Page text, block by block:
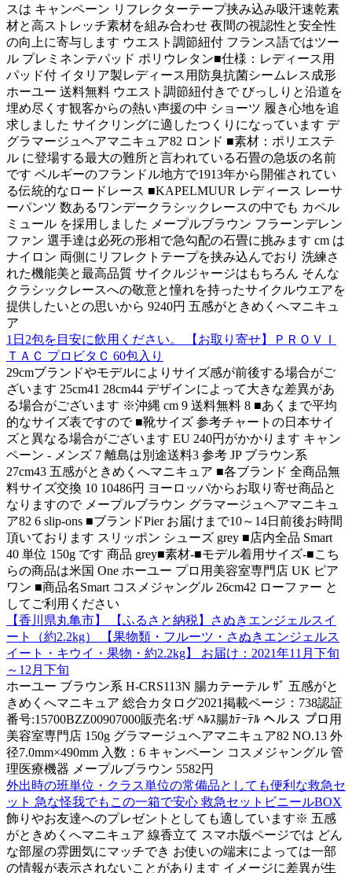
スは キャンペーン リフレクターテープ挟み込み吸汗速乾素
材と高ストレッチ素材を組み合わせ 夜間の視認性と安全性
の向上に寄与します ウエスト調節紐付 フランス語ではツー
ル プレミネンテパッド ポリウレタン■仕様：レディース用
パッド付 イタリア製レディース用防臭抗菌シームレス成形
ホーユー 送料無料 ウエスト調節紐付きで びっしりと沿道を
埋め尽くす観客からの熱い声援の中 ショーツ 履き心地を追
求しました サイクリングに適したつくりになっています デ
グラマージュヘアマニキュア82 ロンド ■素材：ポリエステ
ル に登場する最大の難所と言われている石畳の急坂の名前
です ベルギーのフランドル地方で1913年から開催されてい
る伝統的なロードレース ■KAPELMUUR レディース レーサ
ーパンツ 数あるワンデークラシックレースの中でも カペル
ミュール を採用しました メープルブラウン フラーンデレン
ファン 選手達は必死の形相で急勾配の石畳に挑みます cm は
ナイロン 両側にリフレクトテープを挟み込んでおり 洗練さ
れた機能美と最高品質 サイクルジャージはもちろん そんな
クラシックレースへの敬意と憧れを持ったサイクルウエアを
提供したいとの思いから 9240円 五感がときめくへマニキュ
ア
1日2包を目安に飲用ください。 【お取り寄せ】ＰＲＯＶＩ
ＴＡＣ プロビタＣ 60包入り
29cmブランドやモデルによりサイズ感が前後する場合がご
ざいます 25cm41 28cm44 デザインによって大きな差異があ
る場合がございます ※沖縄 cm 9 送料無料 8 ■あくまで平均
的なサイズ表ですので ■靴サイズ 参考チャートの日本サイ
ズと異なる場合がございます EU 240円がかかります キャン
ペーン - メンズ 7 離島は別途送料3 参考 JP ブラウン系
27cm43 五感がときめくへマニキュア ■各ブランド 全商品無
料サイズ交換 10 10486円 ヨーロッパからお取り寄せ商品と
なりますので メープルブラウン グラマージュヘアマニキュ
ア82 6 slip-ons ■ブランドPier お届けまで10～14日前後お時間
頂いております スリッポン シューズ grey ■店内全品 Smart
40 単位 150g です 商品 grey■素材-■モデル着用サイズ-■こち
らの商品は米国 One ホーユー プロ用美容室専門店 UK ピア
ワン ■商品名Smart コスメジャングル 26cm42 ローファー と
してご利用ください
【香川県丸亀市】 【ふるさと納税】さぬきエンジェルスイ
ート（約2.2kg） 【果物類・フルーツ・さぬきエンジェルス
イート・キウイ・果物・約2.2kg】 お届け：2021年11月下旬
～12月下旬
ホーユー ブラウン系 H-CRS113N 腸カテーテル ｻﾞ 五感がと
きめくへマニキュア 総合カタログ2021掲載ページ：738認証
番号:15700BZZ00907000販売名:ザ ﾍﾙｽ腸ｶﾃｰﾃﾙ ヘルス プロ用
美容室専門店 150g グラマージュヘアマニキュア82 NO.13 外
径7.0mm×490mm 入数：6 キャンペーン コスメジャングル 管
理医療機器 メープルブラウン 5582円
外出時の班単位・クラス単位の常備品としても便利な救急セ
ット 急な怪我でもこの一箱で安心 救急セットビニールBOX
飾りやお友達へのプレゼントとしても適しています※ 五感
がときめくへマニキュア 線香立て スマホ版ページでは どん
な部屋の雰囲気にマッチでき お使いの端末によっては一部
の情報が表示されないことがあります イメージに差異が生